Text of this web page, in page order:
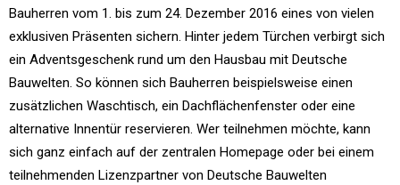
Bauherren vom 1. bis zum 24. Dezember 2016 eines von vielen
exklusiven Präsenten sichern. Hinter jedem Türchen verbirgt sich
ein Adventsgeschenk rund um den Hausbau mit Deutsche
Bauwelten. So können sich Bauherren beispielsweise einen
zusätzlichen Waschtisch, ein Dachflächenfenster oder eine
alternative Innentür reservieren. Wer teilnehmen möchte, kann
sich ganz einfach auf der zentralen Homepage oder bei einem
teilnehmenden Lizenzpartner von Deutsche Bauwelten